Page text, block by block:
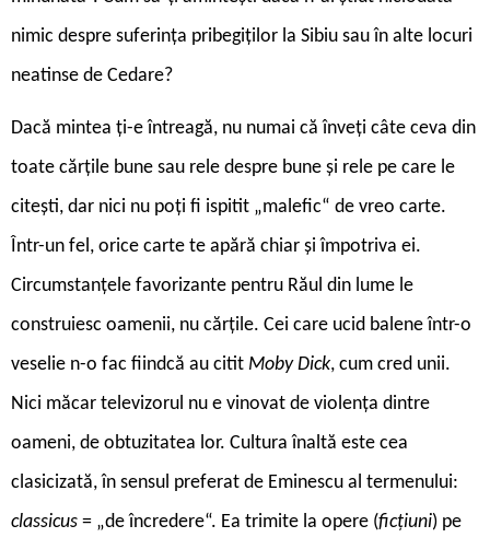
nimic despre suferința pribegiților la Sibiu sau în alte locuri
neatinse de Cedare?
Dacă mintea ți-e întreagă, nu numai că înveți câte ceva din
toate cărțile bune sau rele despre bune și rele pe care le
citești, dar nici nu poți fi ispitit „malefic“ de vreo carte.
Într-un fel, orice carte te apără chiar și împotriva ei.
Circumstanțele favorizante pentru Răul din lume le
construiesc oamenii, nu cărțile. Cei care ucid balene într-o
veselie n-o fac fiindcă au citit Moby Dick, cum cred unii.
Nici măcar televizorul nu e vinovat de violența dintre
oameni, de obtuzitatea lor. Cultura înaltă este cea
clasicizată, în sensul preferat de Eminescu al termenului:
classicus = „de încredere“. Ea trimite la opere (ficțiuni) pe